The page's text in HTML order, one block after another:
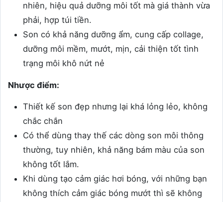
nhiên, hiệu quả dưỡng môi tốt mà giá thành vừa
phải, hợp túi tiền.
Son có khả năng dưỡng ẩm, cung cấp collage,
dưỡng môi mềm, mướt, mịn, cải thiện tốt tình
trạng môi khô nứt nẻ
Nhược điểm:
Thiết kế son đẹp nhưng lại khá lỏng lẻo, không
chắc chắn
Có thể dùng thay thế các dòng son môi thông
thường, tuy nhiên, khả năng bám màu của son
không tốt lắm.
Khi dùng tạo cảm giác hơi bóng, với những bạn
không thích cảm giác bóng mướt thì sẽ không